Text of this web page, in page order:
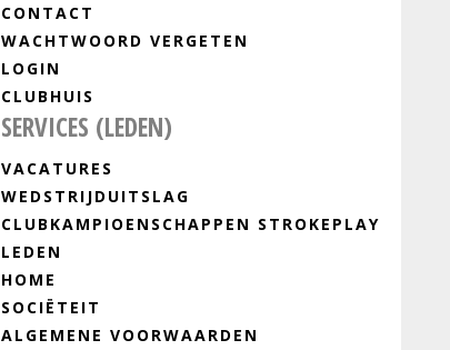
CONTACT
WACHTWOORD VERGETEN
LOGIN
CLUBHUIS
SERVICES (LEDEN)
VACATURES
WEDSTRIJDUITSLAG
CLUBKAMPIOENSCHAPPEN STROKEPLAY
LEDEN
HOME
SOCIËTEIT
ALGEMENE VOORWAARDEN